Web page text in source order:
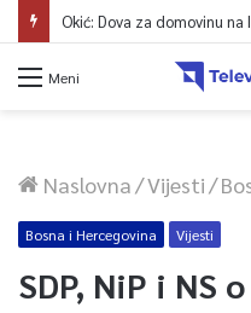
Meni
Naslovna/Vijesti/
Bosna i Hercegovina Vijesti
SDP, NiP i NS